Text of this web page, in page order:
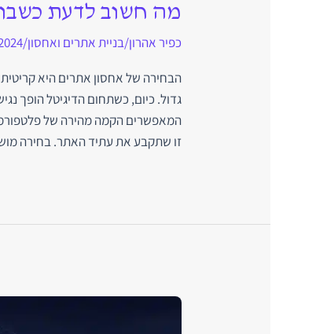
מה חשוב לדעת
כפיר אהרון/בניית אתרים ואחסון/
הבחירה של אחסון אתרים היא
גדול. כיום, כשתחום הדיגיטל הופך
המאפשרים הקמה מהירה של
זו שתקבע את עתיד האתר. בחירה